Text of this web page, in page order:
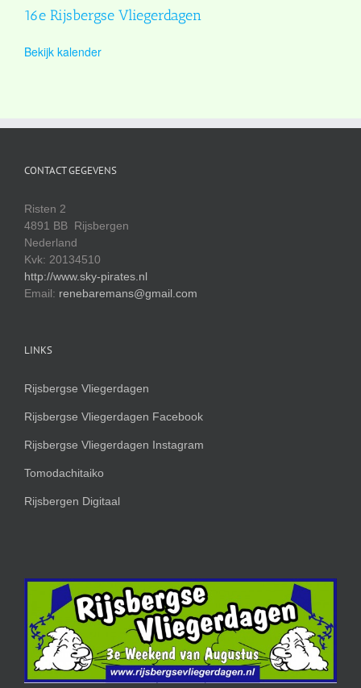
16e Rijsbergse Vliegerdagen
Bekijk kalender
CONTACT GEGEVENS
Risten 2
4891 BB Rijsbergen
Nederland
Kvk: 20134510
http://www.sky-pirates.nl
Email: renebaremans@gmail.com
LINKS
Rijsbergse Vliegerdagen
Rijsbergse Vliegerdagen Facebook
Rijsbergse Vliegerdagen Instagram
Tomodachitaiko
Rijsbergen Digitaal